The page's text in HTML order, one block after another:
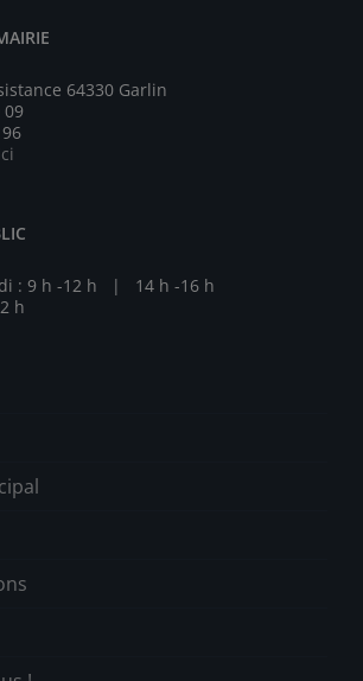
64330 Garlin
09
: 9 h -12 h | 14 h -16 h
h